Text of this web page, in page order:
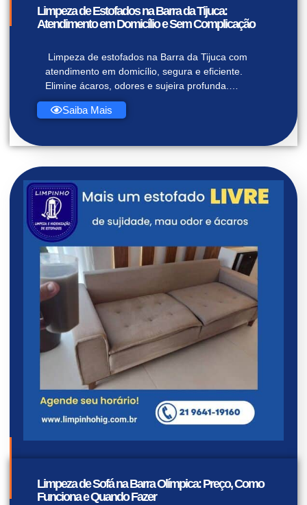
Limpeza de Estofados na Barra da Tijuca:
Atendimento em Domicílio e Sem Complicação
Limpeza de estofados na Barra da Tijuca com
atendimento em domicílio, segura e eficiente.
Elimine ácaros, odores e sujeira profunda.…
Saiba Mais
Limpeza de Sofá na Barra Olímpica: Preço, Como
Funciona e Quando Fazer